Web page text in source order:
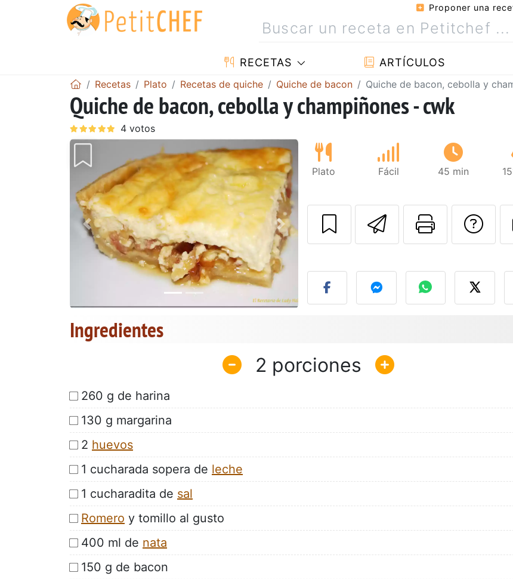
Proponer una
RECETAS ARTÍCULOS
Recetas Plato Recetas de quiche Quiche de bacon Quiche de bacon, cebolla y
Quiche de bacon, cebolla y champiñones - cwk
Anterior Siguiente
Plato Fácil 45 min
Enviar esta
Ingredientes
2
260 g de harina
130 g margarina
2 huevos
1 cucharada sopera de leche
1 cucharadita de sal
Romero y tomillo al gusto
400 ml de nata
150 g de bacon